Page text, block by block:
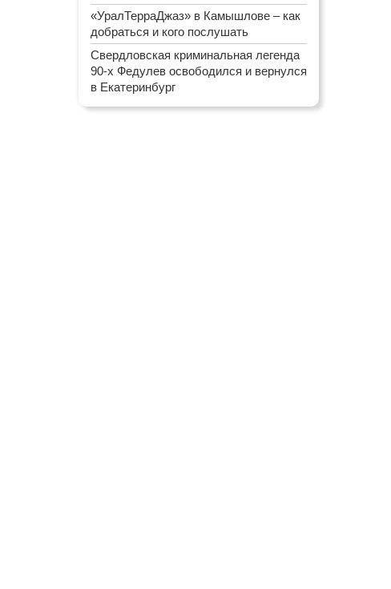
«УралТерраДжаз» в Камышлове – как
добраться и кого послушать
Свердловская криминальная легенда
90-х Федулев освободился и вернулся
в Екатеринбург